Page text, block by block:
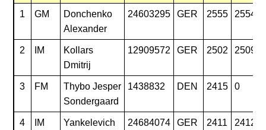
1 GM
Donchenko
Alexander
24603295 GER 2555 2554
2 IM
Kollars
Dmitrij
12909572 GER 2502 2509
3 FM
Thybo Jesper
Sondergaard
1438832 DEN 2415 0
4 IM Yankelevich 24684074 GER 2411 2412